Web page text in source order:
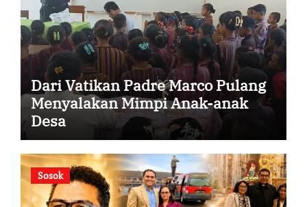
Dari Vatikan Padre Marco Pulang
Menyalakan Mimpi Anak-anak
Desa
Sosok